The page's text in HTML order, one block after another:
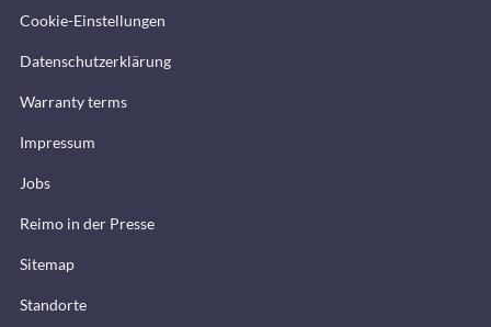
Cookie-Einstellungen
Datenschutzerklärung
Warranty terms
Impressum
Jobs
Reimo in der Presse
Sitemap
Standorte